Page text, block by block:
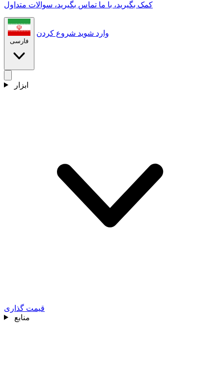
کمک بگیرید، با ما تماس بگیرید، سوالات متداول
فارسی
وارد شوید شروع کردن
ابزار
قیمت گذاری
منابع